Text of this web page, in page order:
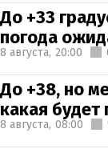
До +33
погода
8 августа, 20:00
До +38, но
какая
8 августа, 08:00